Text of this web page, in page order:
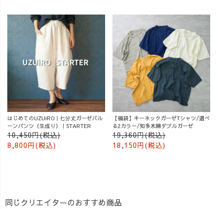
はじめてのUZUiRO｜七分丈ガーゼバル
ーンパンツ（生成り）｜STARTER
10,450円(税込)
8,800円(税込)
【福袋】キーネックガーゼTシャツ/選べ
る2カラー/知多木綿ダブルガーゼ
19,360円(税込)
18,150円(税込)
同じクリエイターのおすすめ商品